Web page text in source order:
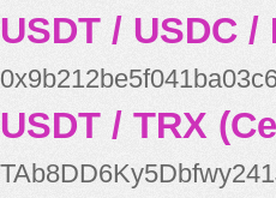
USDT / USDC
USDT / TRX